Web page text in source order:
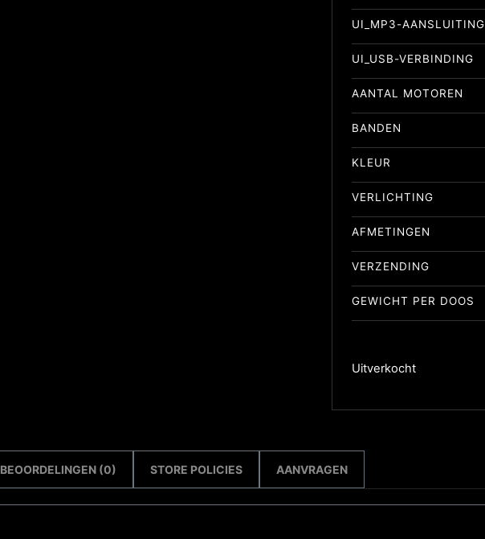
UI_MP3-AANSLUITING
UI_USB-VERBINDING
AANTAL MOTOREN
BANDEN
KLEUR
VERLICHTING
AFMETINGEN
VERZENDING
GEWICHT PER DOOS
Uitverkocht
BEOORDELINGEN (0) STORE POLICIES AANVRAGEN